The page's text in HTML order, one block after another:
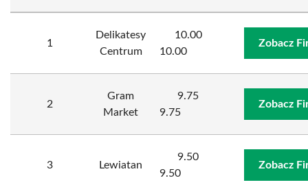
1
Delikatesy
Centrum
10.00
10.00
Zobacz
2
Gram
Market
9.75
9.75
Zobacz
3 Lewiatan
9.50
9.50
Zobacz